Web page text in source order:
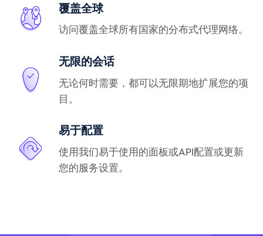
覆盖全球
访问覆盖全球所有国家的分布式代理网络。
无限的会话
无论何时需要，都可以无限期地扩展您的项
目。
易于配置
使用我们易于使用的面板或API配置或更新
您的服务设置。